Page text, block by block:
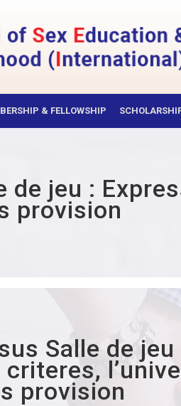
& FELLOWSHIP
de jeu :
provision
Salle de
criteres,
provision